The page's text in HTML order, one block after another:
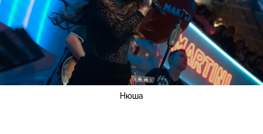
Нюша